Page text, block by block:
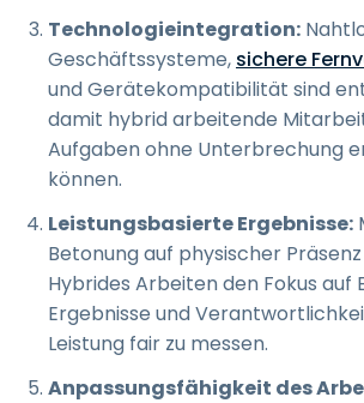
Technologieintegration:
Geschäftssysteme, sichere
und Gerätekompatibilität sind
damit hybrid arbeitende
Aufgaben ohne Unterbrechung
können.
Leistungsbasierte Ergebnisse:
Betonung auf physischer
Hybrides Arbeiten den Fokus auf
Ergebnisse und
Leistung fair zu messen.
Anpassungsfähigkeit des